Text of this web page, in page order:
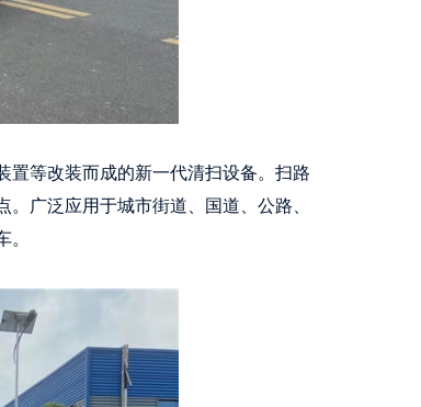
置等改装而成的新一代清扫设备。扫路
广泛应用于城市街道、国道、公路、